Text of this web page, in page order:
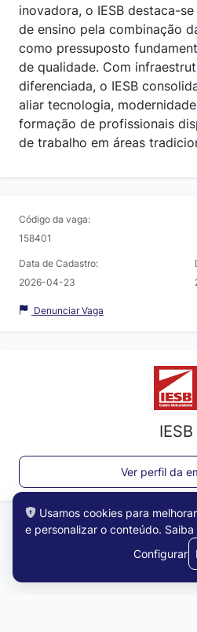
inovadora, o IESB destaca-
de ensino pela combinação
como pressuposto
de qualidade. Com
diferenciada, o IESB
aliar tecnologia,
formação de profissionais
de trabalho em áreas
Código da vaga:
158401
Data de Cadastro:
2026-04-23
Denunciar Vaga
IESB
Ver perfil da
Usamos cookies para
e personalizar o conteúdo. Saiba
Configurar